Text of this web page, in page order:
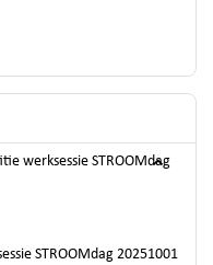
werksessie STROOMdag
STROOMdag 20251001